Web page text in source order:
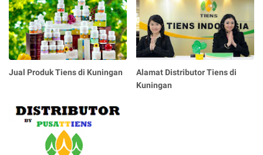
Jual Produk Tiens di Kuningan
Alamat Distributor Tiens di
Kuningan